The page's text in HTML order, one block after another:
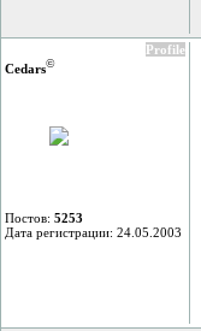
Profile
Cedars©
Постов: 5253
Дата регистрации: 24.05.2003